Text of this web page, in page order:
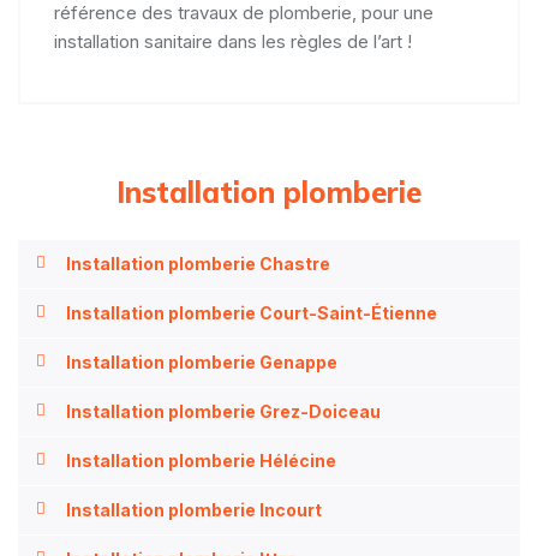
référence des travaux de plomberie, pour une
installation sanitaire dans les règles de l’art !
Installation plomberie
Installation plomberie Chastre
Installation plomberie Court-Saint-Étienne
Installation plomberie Genappe
Installation plomberie Grez-Doiceau
Installation plomberie Hélécine
Installation plomberie Incourt